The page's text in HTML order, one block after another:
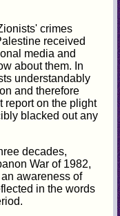
crimes
received
media and
about them. In
understandably
and therefore
report on the plight
blacked out any
decades,
War of 1982,
awareness of
in the words